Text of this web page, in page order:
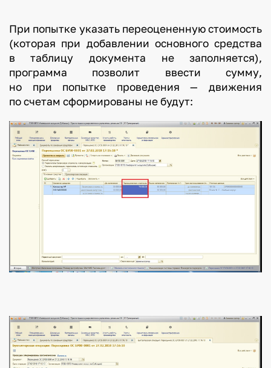
При попытке указать переоцененную стоимость
(которая при добавлении основного средства
в таблицу документа не заполняется),
программа позволит ввести сумму,
но при попытке проведения — движения
по счетам сформированы не будут: